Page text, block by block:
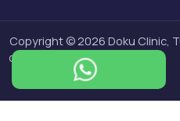
Copyright © 2026 Doku Clinic,
Crabs Media